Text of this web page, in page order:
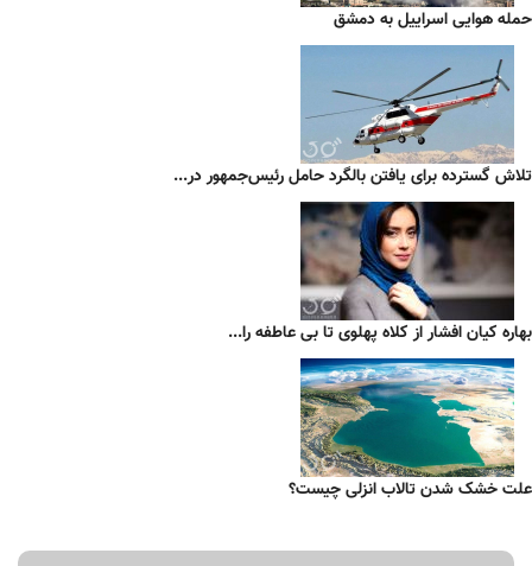
حمله هوایی اسراییل به دمشق
تلاش گسترده برای یافتن بالگرد حامل رئیس‌جمهور در...
بهاره کیان افشار از کلاه پهلوی تا بی عاطفه را...
علت خشک شدن تالاب انزلی چیست؟